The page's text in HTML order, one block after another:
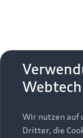
Modelle
Alle Modelle
Kaufen &
Wir nutzen auf
Dritter, die